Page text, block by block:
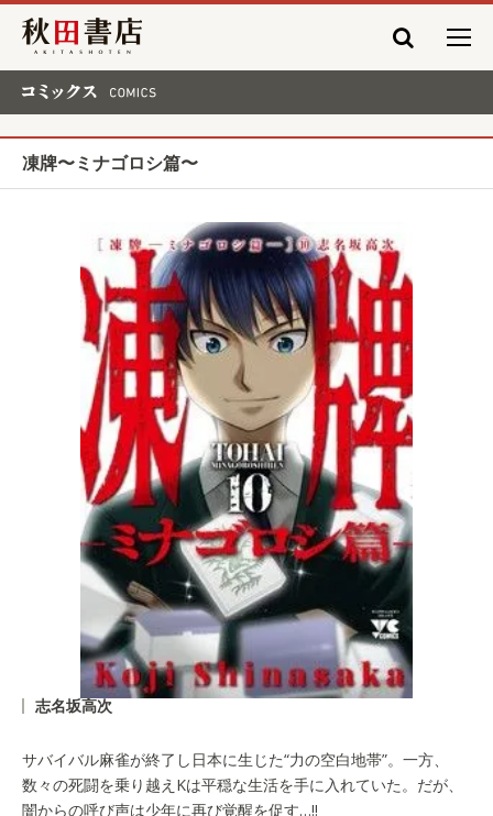
秋田書店
凍牌〜ミナゴロシ篇〜
志名坂高次
サバイバル麻雀が終了し日本に生じた“力の空白地帯”。一方、
数々の死闘を乗り越えKは平穏な生活を手に入れていた。だが、
闇からの呼び声は少年に再び覚醒を促す…!!